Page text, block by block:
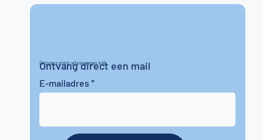
Ontvang gratis advies tegen kalk
Ontvang direct een mail
E-mailadres